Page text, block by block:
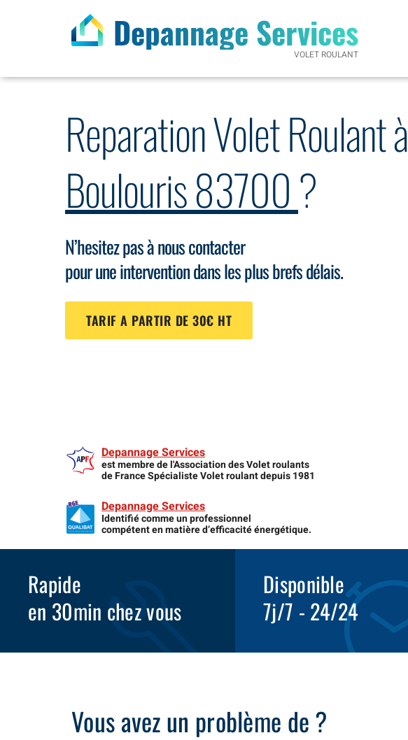
Depannage Services
VOLET ROULANT
Reparation Volet Roulant à
Boulouris 83700?
N’hesitez pas à nous contacter
pour une intervention dans les plus brefs délais.
TARIF A PARTIR DE 30€ HT
Depannage Services
est membre de l'Association des Volet roulants
de France Spécialiste Volet roulant depuis 1981
Depannage Services
Identifié comme un professionnel
compétent en matière d’efficacité énergétique.
Rapide
en 30min chez vous
Disponible
7j/7 - 24/24
Vous avez un problème de ?